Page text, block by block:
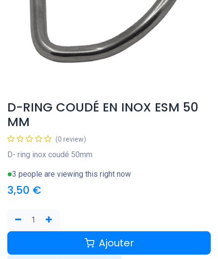
D-RING COUDÉ EN INOX ESM 50
MM
(0 review)
D- ring inox coudé 50mm
3 people are viewing this right now
3,50 €
Ajouter